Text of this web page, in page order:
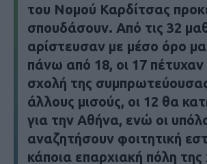
του Νομού Καρδίτσας
σπουδάσουν. Από τις 32
αρίστευσαν με μέσο όρο
πάνω από 18, οι 17 πέτυχαν
σχολή της
άλλους μισούς, οι 12 θα
για την Αθήνα, ενώ οι
αναζητήσουν φοιτητική
κάποια επαρχιακή πόλη